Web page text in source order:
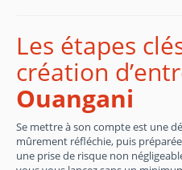
Les étapes
création
Ouangani
Se mettre à son compte est une
mûrement réfléchie, puis
une prise de risque non